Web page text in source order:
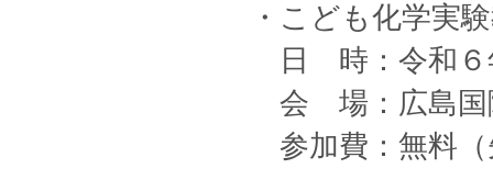
・こども化学実
日 時：令和６
会 場：広島国
参加費：無料（